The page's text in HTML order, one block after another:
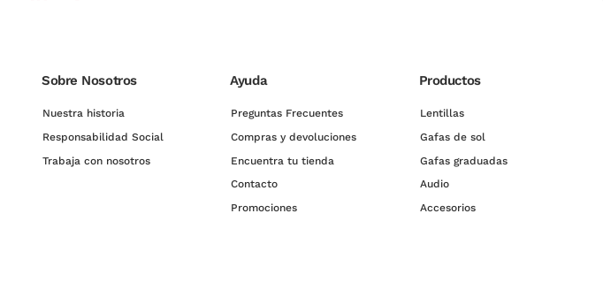
Sobre Nosotros
Nuestra historia
Responsabilidad Social
Trabaja con nosotros
Ayuda
Preguntas Frecuentes
Compras y devoluciones
Encuentra tu tienda
Contacto
Promociones
Productos
Lentillas
Gafas de sol
Gafas graduadas
Audio
Accesorios